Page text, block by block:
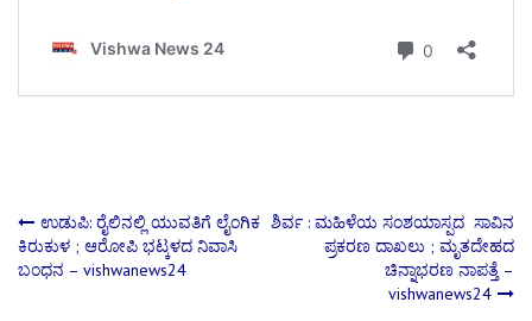
Post
navigation
ಉಡುಪಿ: ರೈಲಿನಲ್ಲಿ ಯುವತಿಗೆ ಲೈಂಗಿಕ
ಕಿರುಕುಳ ; ಆರೋಪಿ ಭಟ್ಕಳದ ನಿವಾಸಿ
ಬಂಧನ – vishwanews24
ಶಿರ್ವ : ಮಹಿಳೆಯ ಸಂಶಯಾಸ್ಪದ ಸಾವಿನ
ಪ್ರಕರಣ ದಾಖಲು ; ಮೃತದೇಹದ
ಚಿನ್ನಾಭರಣ ನಾಪತ್ತೆ –
vishwanews24